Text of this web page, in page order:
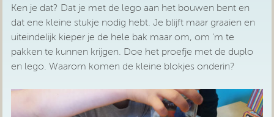
Ken je dat? Dat je met de lego aan het bouwen bent en
dat ene kleine stukje nodig hebt. Je blijft maar graaien en
uiteindelijk kieper je de hele bak maar om, om ‘m te
pakken te kunnen krijgen. Doe het proefje met de duplo
en lego. Waarom komen de kleine blokjes onderin?